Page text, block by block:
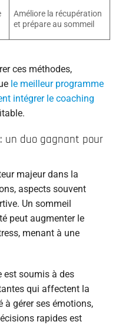
Améliore la récupération
et prépare au sommeil
ces méthodes,
le meilleur programme
intégrer le coaching
un duo gagnant pour
majeur dans la
aspects souvent
Un sommeil
peut augmenter le
menant à une
est soumis à des
qui affectent la
à gérer ses émotions,
rapides est